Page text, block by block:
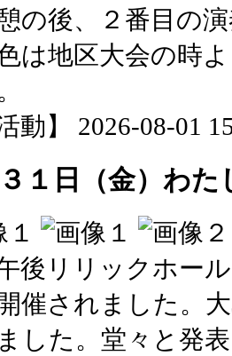
の後、２番目の
は地区大会の時
動】 2026-08-01
１日（金）わた
後リリックホー
催されました。
した。堂々と発